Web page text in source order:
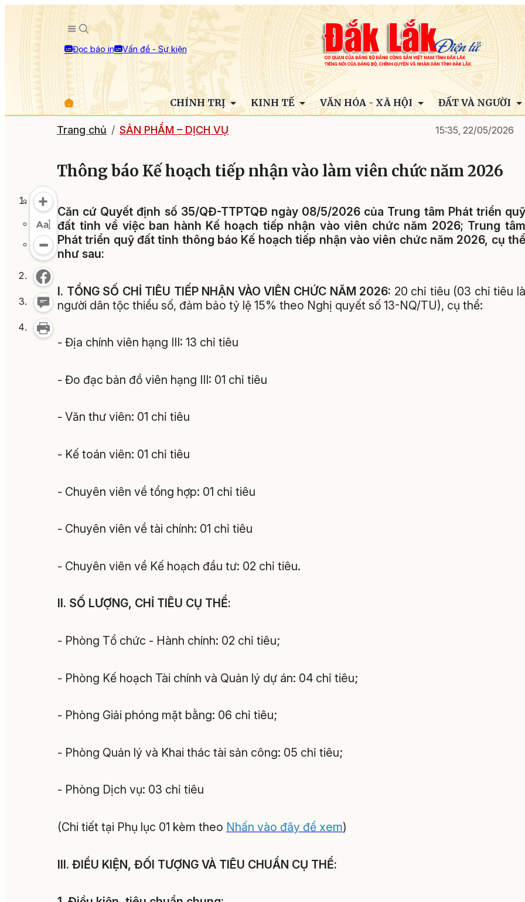
Đọc báo in Vấn đề - Sự kiện
CHÍNH TRỊ KINH TẾ VĂN HÓA - XÃ HỘI ĐẤT VÀ NGƯỜI
Trang chủ SẢN PHẨM – DỊCH VỤ 15:35, 22/05/2026
Thông báo Kế hoạch tiếp nhận vào làm viên chức năm 2026
Căn cứ Quyết định số 35/QĐ-TTPTQĐ ngày 08/5/2026 của Trung tâm Phát triển quỹ
đất tỉnh về việc ban hành Kế hoạch tiếp nhận vào viên chức năm 2026; Trung tâm
Phát triển quỹ đất tỉnh thông báo Kế hoạch tiếp nhận vào viên chức năm 2026, cụ thể
như sau:
I. TỔNG SỐ CHỈ TIÊU TIẾP NHẬN VÀO VIÊN CHỨC NĂM 2026: 20 chỉ tiêu (03 chỉ tiêu
người dân tộc thiểu số, đảm bảo tỷ lệ 15% theo Nghị quyết số 13-NQ/TU), cụ thể:
- Địa chính viên hạng III: 13 chỉ tiêu
- Đo đạc bản đồ viên hạng III: 01 chỉ tiêu
- Văn thư viên: 01 chỉ tiêu
- Kế toán viên: 01 chỉ tiêu
- Chuyên viên về tổng hợp: 01 chỉ tiêu
- Chuyên viên về tài chính: 01 chỉ tiêu
- Chuyên viên về Kế hoạch đầu tư: 02 chỉ tiêu.
II. SỐ LƯỢNG, CHỈ TIÊU CỤ THỂ:
- Phòng Tổ chức - Hành chính: 02 chỉ tiêu;
- Phòng Kế hoạch Tài chính và Quản lý dự án: 04 chỉ tiêu;
- Phòng Giải phóng mặt bằng: 06 chỉ tiêu;
- Phòng Quản lý và Khai thác tài sản công: 05 chỉ tiêu;
- Phòng Dịch vụ: 03 chỉ tiêu
(Chi tiết tại Phụ lục 01 kèm theo Nhấn vào đây để xem)
III. ĐIỀU KIỆN, ĐỐI TƯỢNG VÀ TIÊU CHUẨN CỤ THỂ: